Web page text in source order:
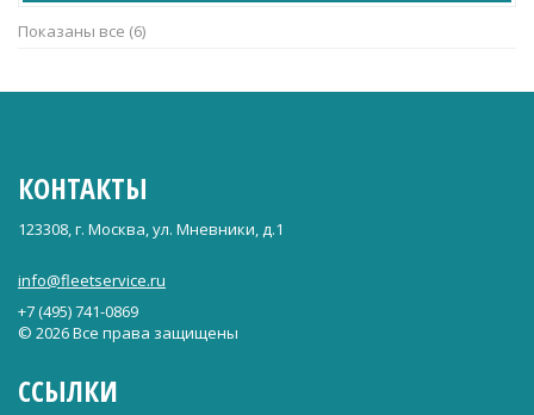
Показаны все (6)Сортировка:
КОНТАКТЫ
123308, г. Москва, ул. Мневники, д.1
info@fleetservice.ru
+7 (495) 741-0869
© 2026 Все права защищены
ССЫЛКИ